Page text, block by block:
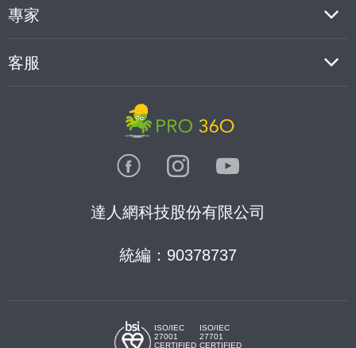
專家
客服
達人網科技股份有限公司
統編：90378737
ISO/IEC
27001
CERTIFIED
ISO/IEC
27701
CERTIFIED